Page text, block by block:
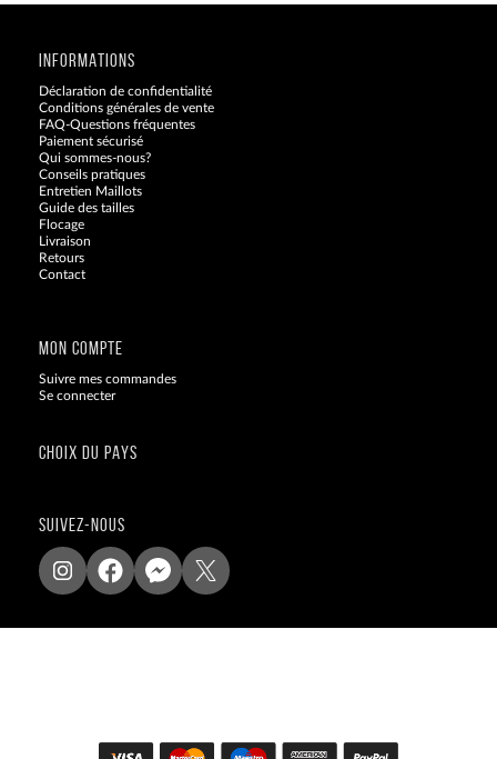
INFORMATIONS
Déclaration de confidentialité
Conditions générales de vente
FAQ-Questions fréquentes
Paiement sécurisé
Qui sommes-nous?
Conseils pratiques
Entretien Maillots
Guide des tailles
Flocage
Livraison
Retours
Contact
MON COMPTE
Suivre mes commandes
Se connecter
CHOIX DU PAYS
SUIVEZ-NOUS